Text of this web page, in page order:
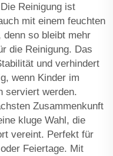
Reinigung ist
mit einem feuchten
denn so bleibt mehr
die Reinigung. Das
und verhindert
wenn Kinder im
serviert werden.
Zusammenkunft
kluge Wahl, die
vereint. Perfekt für
Feiertage. Mit